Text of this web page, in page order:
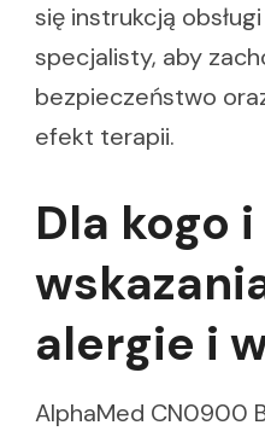
się instrukcją
specjalisty, aby
bezpieczeństwo
efekt terapii.
Dla kogo
alergie i
AlphaMed CN0900